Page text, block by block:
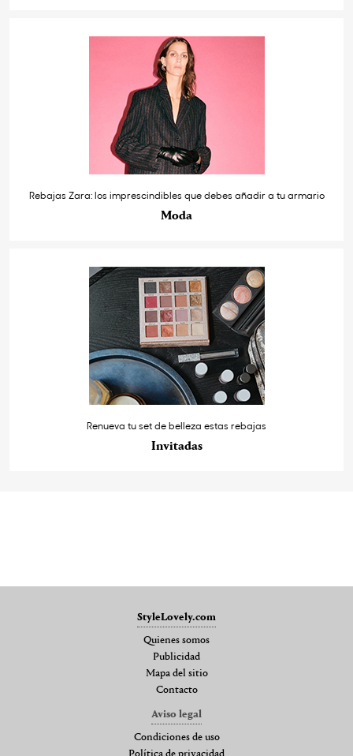
Rebajas Zara: los imprescindibles que debes añadir a tu armario
Moda
Renueva tu set de belleza estas rebajas
Invitadas
StyleLovely.com
Quienes somos
Publicidad
Mapa del sitio
Contacto
Aviso legal
Condiciones de uso